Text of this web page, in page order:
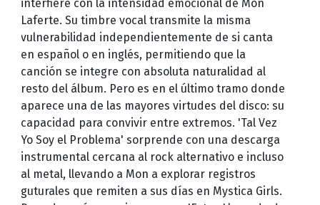
interfiere con la intensidad emocional de Mon
Laferte. Su timbre vocal transmite la misma
vulnerabilidad independientemente de si canta
en español o en inglés, permitiendo que la
canción se integre con absoluta naturalidad al
resto del álbum. Pero es en el último tramo donde
aparece una de las mayores virtudes del disco: su
capacidad para convivir entre extremos. 'Tal Vez
Yo Soy el Problema' sorprende con una descarga
instrumental cercana al rock alternativo e incluso
al metal, llevando a Mon a explorar registros
guturales que remiten a sus días en Mystica Girls.